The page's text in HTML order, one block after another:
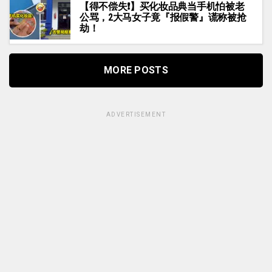
【得不偿失❗】买化妆品典当手机怕被老
公骂，2大马女子竟『报假警』谎称被抢
劫！
MORE POSTS
ADVERTISEMENT